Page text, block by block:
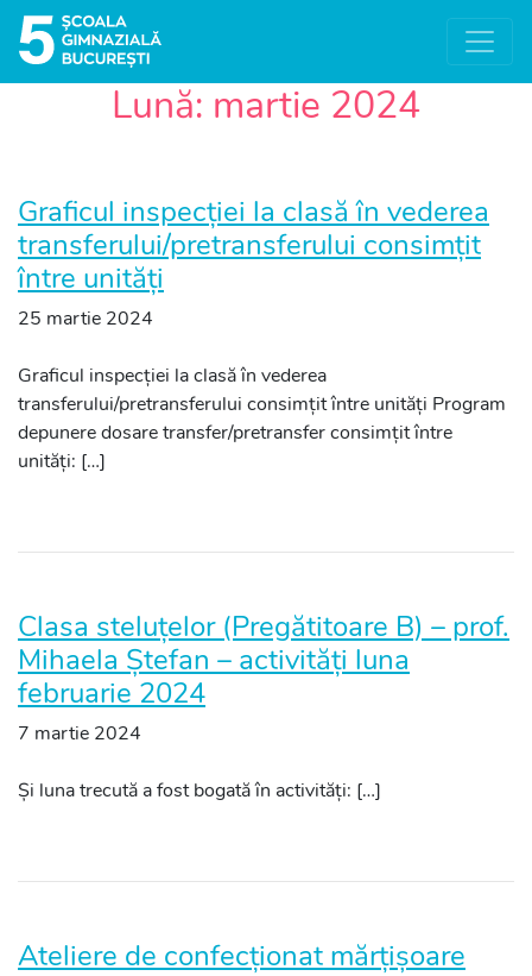
Lună: martie 2024
Graficul inspecției la clasă în vederea
transferului/pretransferului consimțit
între unități
25 martie 2024
Graficul inspecției la clasă în vederea
transferului/pretransferului consimțit între unități Program
depunere dosare transfer/pretransfer consimțit între
unități: […]
Clasa steluțelor (Pregătitoare B) – prof.
Mihaela Ștefan – activități luna
februarie 2024
7 martie 2024
Și luna trecută a fost bogată în activități: […]
Ateliere de confecționat mărțișoare